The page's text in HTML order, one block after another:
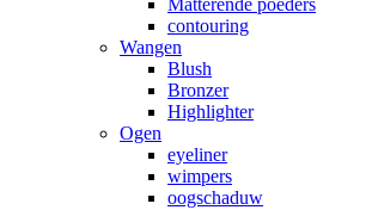
Matterende poeders
contouring
Wangen
Blush
Bronzer
Highlighter
Ogen
eyeliner
wimpers
oogschaduw